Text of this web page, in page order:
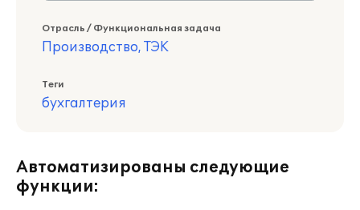
Отрасль / Функциональная задача
Производство, ТЭК
Теги
бухгалтерия
Автоматизированы следующие
функции: